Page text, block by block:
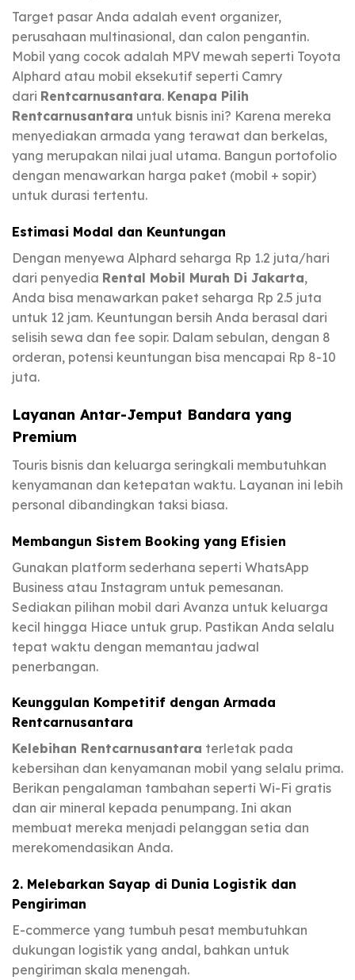
Target pasar Anda adalah event organizer,
perusahaan multinasional, dan calon pengantin.
Mobil yang cocok adalah MPV mewah seperti Toyota
Alphard atau mobil eksekutif seperti Camry
dari Rentcarnusantara. Kenapa Pilih
Rentcarnusantara untuk bisnis ini? Karena mereka
menyediakan armada yang terawat dan berkelas,
yang merupakan nilai jual utama. Bangun portofolio
dengan menawarkan harga paket (mobil + sopir)
untuk durasi tertentu.
Estimasi Modal dan Keuntungan
Dengan menyewa Alphard seharga Rp 1.2 juta/hari
dari penyedia Rental Mobil Murah Di Jakarta,
Anda bisa menawarkan paket seharga Rp 2.5 juta
untuk 12 jam. Keuntungan bersih Anda berasal dari
selisih sewa dan fee sopir. Dalam sebulan, dengan 8
orderan, potensi keuntungan bisa mencapai Rp 8-10
juta.
Layanan Antar-Jemput Bandara yang
Premium
Touris bisnis dan keluarga seringkali membutuhkan
kenyamanan dan ketepatan waktu. Layanan ini lebih
personal dibandingkan taksi biasa.
Membangun Sistem Booking yang Efisien
Gunakan platform sederhana seperti WhatsApp
Business atau Instagram untuk pemesanan.
Sediakan pilihan mobil dari Avanza untuk keluarga
kecil hingga Hiace untuk grup. Pastikan Anda selalu
tepat waktu dengan memantau jadwal
penerbangan.
Keunggulan Kompetitif dengan Armada
Rentcarnusantara
Kelebihan Rentcarnusantara terletak pada
kebersihan dan kenyamanan mobil yang selalu prima.
Berikan pengalaman tambahan seperti Wi-Fi gratis
dan air mineral kepada penumpang. Ini akan
membuat mereka menjadi pelanggan setia dan
merekomendasikan Anda.
2. Melebarkan Sayap di Dunia Logistik dan
Pengiriman
E-commerce yang tumbuh pesat membutuhkan
dukungan logistik yang andal, bahkan untuk
pengiriman skala menengah.